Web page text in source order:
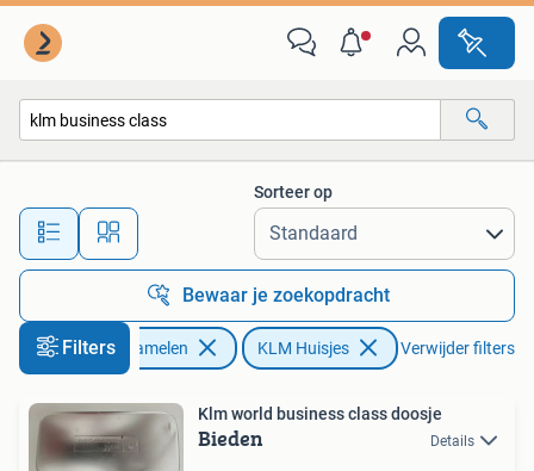
Alle afstanden…
Sorteer op
Bewaar je zoekopdracht
FiltersVerzamelen KLM Huisjes Verwijder filters
Klm world business class doosje
Bieden Details